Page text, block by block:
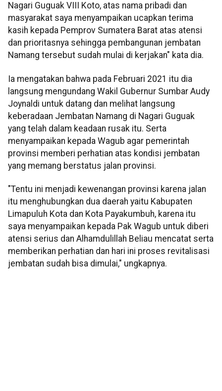
Nagari Guguak VIII Koto, atas nama pribadi dan
masyarakat saya menyampaikan ucapkan terima
kasih kepada Pemprov Sumatera Barat atas atensi
dan prioritasnya sehingga pembangunan jembatan
Namang tersebut sudah mulai di kerjakan" kata dia.
Ia mengatakan bahwa pada Februari 2021 itu dia
langsung mengundang Wakil Gubernur Sumbar Audy
Joynaldi untuk datang dan melihat langsung
keberadaan Jembatan Namang di Nagari Guguak
yang telah dalam keadaan rusak itu. Serta
menyampaikan kepada Wagub agar pemerintah
provinsi memberi perhatian atas kondisi jembatan
yang memang berstatus jalan provinsi.
"Tentu ini menjadi kewenangan provinsi karena jalan
itu menghubungkan dua daerah yaitu Kabupaten
Limapuluh Kota dan Kota Payakumbuh, karena itu
saya menyampaikan kepada Pak Wagub untuk diberi
atensi serius dan Alhamdulillah Beliau mencatat serta
memberikan perhatian dan hari ini proses revitalisasi
jembatan sudah bisa dimulai," ungkapnya.